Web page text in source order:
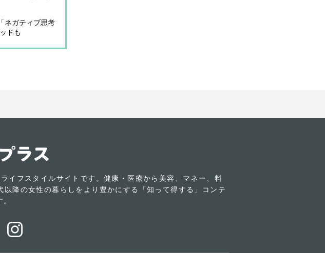
ネガティブ思考
ドも
イフスタイルサイトです。健康・医療から美容、マネー、料
降の女性の暮らしをより豊かにする「知って得する」コンテ